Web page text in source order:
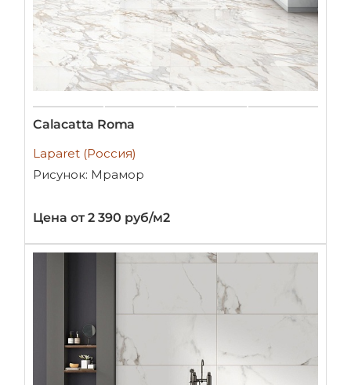
Calacatta Roma
Laparet (Россия)
Рисунок: Мрамор
Цена от 2 390 руб/м2